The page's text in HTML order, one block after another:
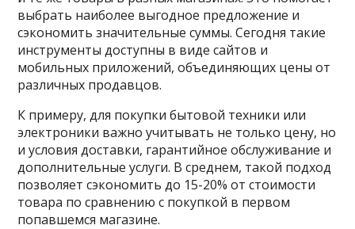
выбрать наиболее выгодное предложение и
сэкономить значительные суммы. Сегодня такие
инструменты доступны в виде сайтов и
мобильных приложений, объединяющих цены от
различных продавцов.
К примеру, для покупки бытовой техники или
электроники важно учитывать не только цену, но
и условия доставки, гарантийное обслуживание и
дополнительные услуги. В среднем, такой подход
позволяет сэкономить до 15-20% от стоимости
товара по сравнению с покупкой в первом
попавшемся магазине.